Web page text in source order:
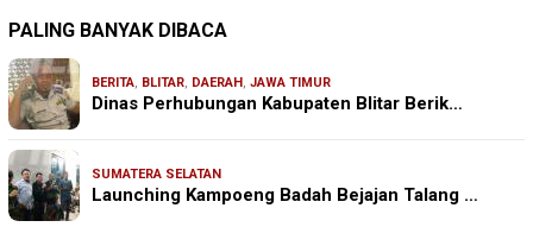
PALING BANYAK DIBACA
BERITA, BLITAR, DAERAH , JAWA TIMUR
Dinas Perhubungan Kabupaten Blitar Berik…
SUMATERA SELATAN
Launching Kampoeng Badah Bejajan Talang …